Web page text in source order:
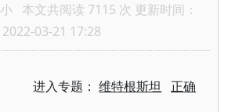
小 本文共阅读 7115 次 更新时间：
2022-03-21 17:28
进入专题：维特根斯坦 正确